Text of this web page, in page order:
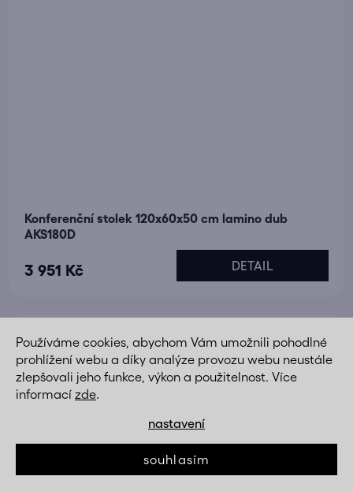
Používáme cookies, abychom Vám umožnili pohodlné
prohlížení webu a díky analýze provozu webu neustále
zlepšovali jeho funkce, výkon a použitelnost. Více
informací zde.
nastavení
souhlasím
Konferenční stolek 120x60x50 cm lamino dub
AKS180D
3 951 Kč DETAIL